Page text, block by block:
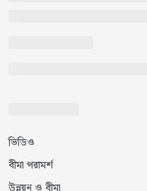
ভিডিও
বীমা পরামর্শ
উন্নয়ন ও বীমা